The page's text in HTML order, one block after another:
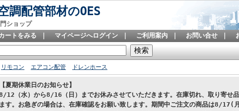
調配管部材のOES
ショップ
ートをみる
マイページへログイン ご利用案内 お問い合せ
リモコン エアコン配管 ドレンホース
【夏期休業日のお知らせ】
8/12（水）から8/16（日）までお休みさせていただきます。在庫切れ、取り寄せ
ます。お急ぎの場合は、在庫確認をお願い致します。期間中ご注文の商品は8/17(